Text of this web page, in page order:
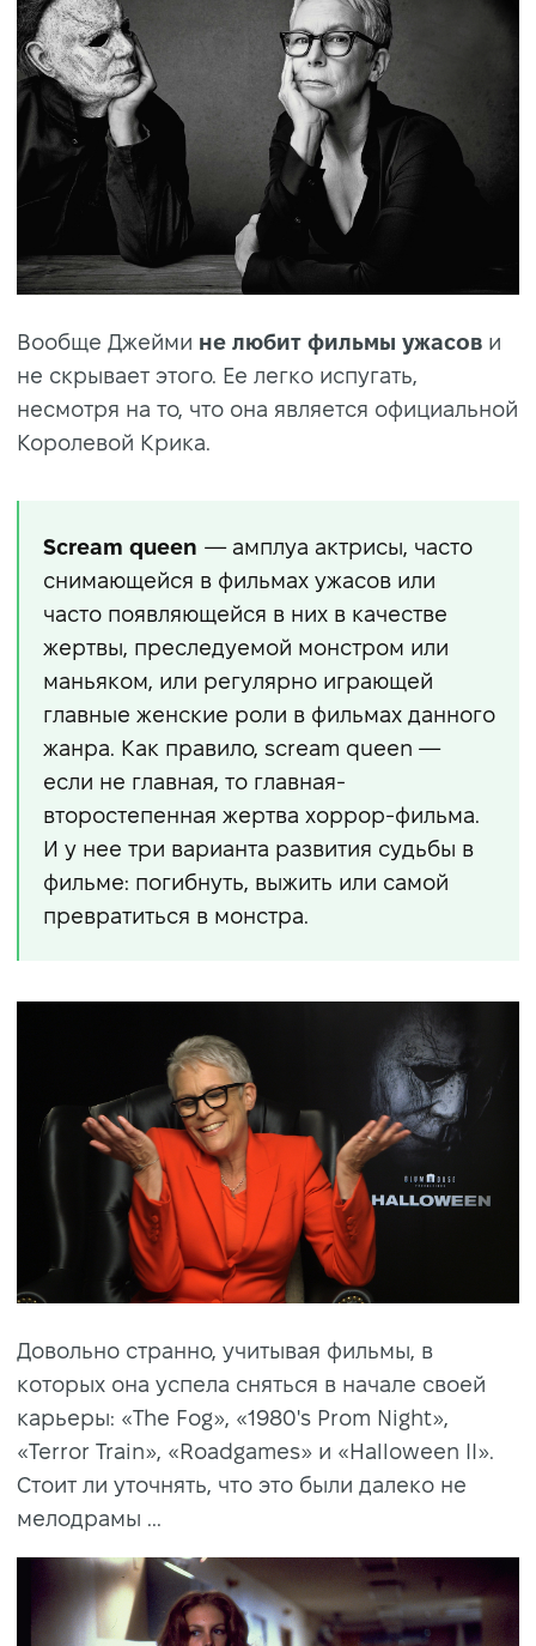
Вообще Джейми не любит фильмы ужасов и
не скрывает этого. Ее легко испугать,
несмотря на то, что она является официальной
Королевой Крика.
Scream queen — амплуа актрисы, часто
снимающейся в фильмах ужасов или
часто появляющейся в них в качестве
жертвы, преследуемой монстром или
маньяком, или регулярно играющей
главные женские роли в фильмах данного
жанра. Как правило, scream queen —
если не главная, то главная-
второстепенная жертва хоррор-фильма.
И у нее три варианта развития судьбы в
фильме: погибнуть, выжить или самой
превратиться в монстра.
Довольно странно, учитывая фильмы, в
которых она успела сняться в начале своей
карьеры: «The Fog», «1980's Prom Night»,
«Terror Train», «Roadgames» и «Halloween II».
Стоит ли уточнять, что это были далеко не
мелодрамы ...